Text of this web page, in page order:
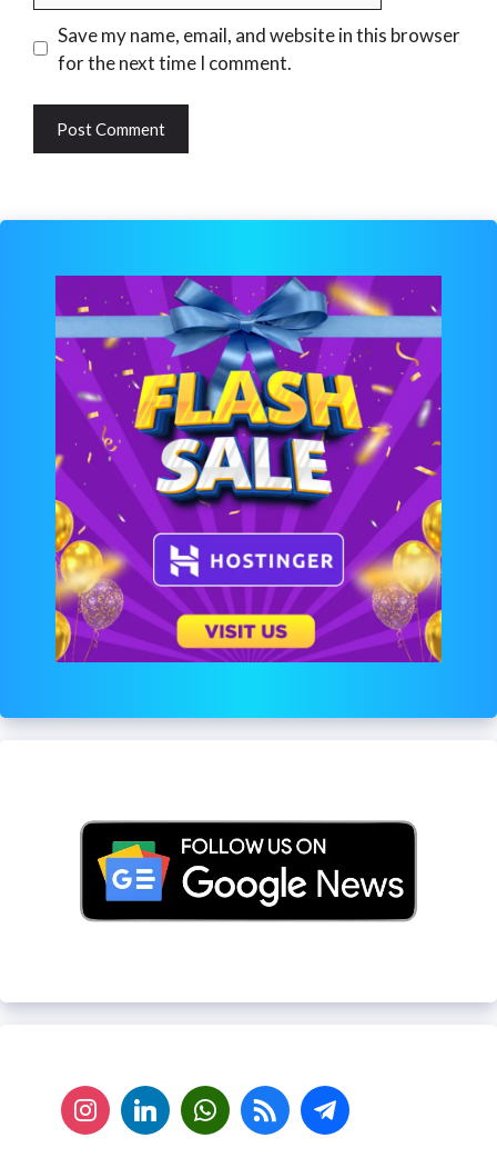
Website
Save my name, email, and website in this browser
for the next time I comment.